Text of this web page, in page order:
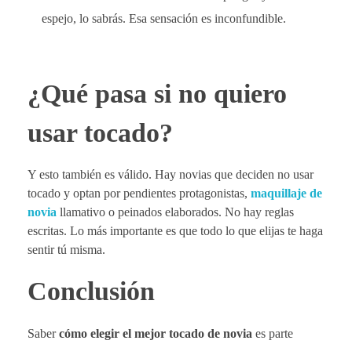
espejo, lo sabrás. Esa sensación es inconfundible.
¿Qué pasa si no quiero
usar tocado?
Y esto también es válido. Hay novias que deciden no usar
tocado y optan por pendientes protagonistas, maquillaje de
novia llamativo o peinados elaborados. No hay reglas
escritas. Lo más importante es que todo lo que elijas te haga
sentir tú misma.
Conclusión
Sabercómo elegir el mejor tocado de novia es parte